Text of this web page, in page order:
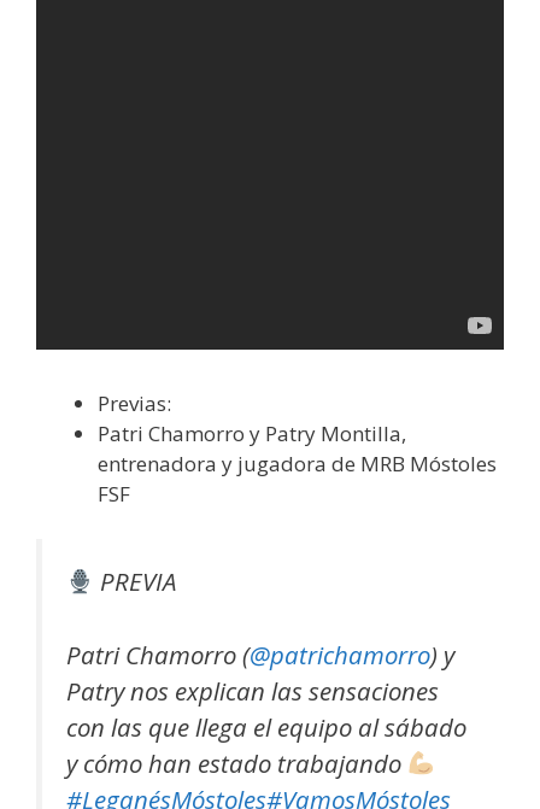
Previas:
Patri Chamorro y Patry Montilla,
entrenadora y jugadora de MRB Móstoles
FSF
PREVIA
Patri Chamorro (@patrichamorro) y
Patry nos explican las sensaciones
con las que llega el equipo al sábado
y cómo han estado trabajando
#LeganésMóstoles#VamosMóstoles